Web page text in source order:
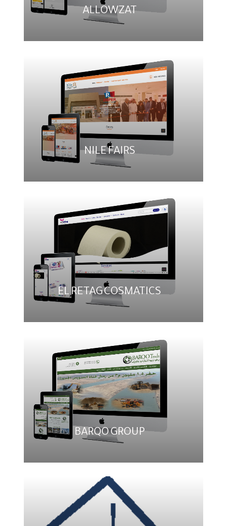
ALLOWZAT
NILE FAIRS
EL RETAG COSMATICS
BARQO GROUP